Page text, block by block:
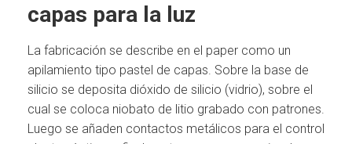
capas para la luz
La fabricación se describe en el paper como un
apilamiento tipo pastel de capas. Sobre la base de
silicio se deposita dióxido de silicio (vidrio), sobre el
cual se coloca niobato de litio grabado con patrones.
Luego se añaden contactos metálicos para el control